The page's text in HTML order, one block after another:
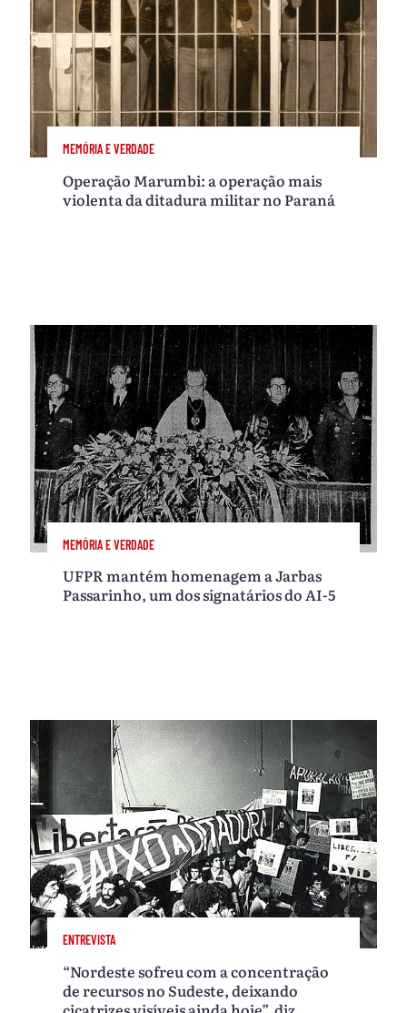
MEMÓRIA E VERDADE
Operação Marumbi: a operação mais
violenta da ditadura militar no Paraná
MEMÓRIA E VERDADE
UFPR mantém homenagem a Jarbas
Passarinho, um dos signatários do AI-5
ENTREVISTA
“Nordeste sofreu com a concentração
de recursos no Sudeste, deixando